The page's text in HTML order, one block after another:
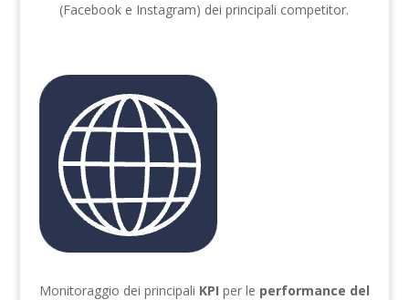
(Facebook e Instagram) dei principali competitor.
Monitoraggio dei principali KPI per le performance del